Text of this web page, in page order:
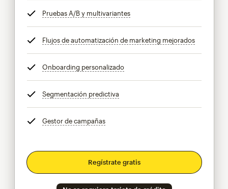
Pruebas A/B y multivariantesinfo
Flujos de automatización de marketing mejoradosinfo
Onboarding personalizadoinfo
Segmentación predictiva
Gestor de campañasinfo
Regístrate gratis